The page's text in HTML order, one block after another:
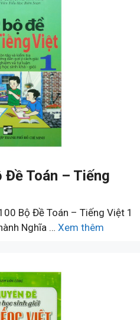
Đề Toán – Tiếng
Bộ Đề Toán – Tiếng Việt 1
Nghĩa … Xem thêm